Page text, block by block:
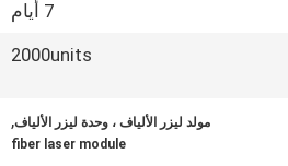
7 أيام
2000units
مولد ليزر الألياف ، وحدة ليزر الألياف,
fiber laser module